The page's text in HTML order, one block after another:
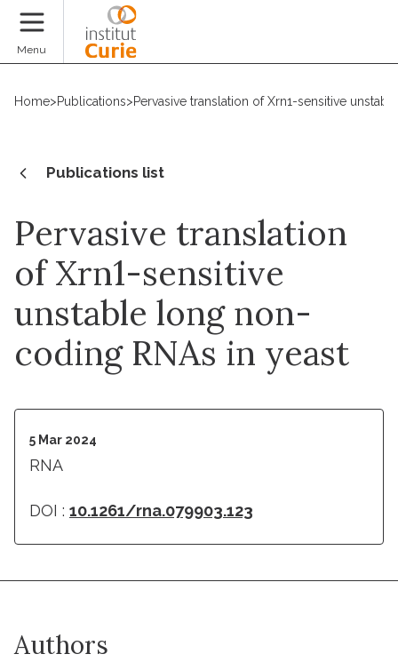
Menu
Home>Publications>Pervasive translation of Xrn1-sensitive
Publications list
Pervasive translation
of Xrn1-sensitive
unstable long non-
coding RNAs in yeast
5 Mar 2024
RNA
DOI : 10.1261/rna.079903.123
Authors